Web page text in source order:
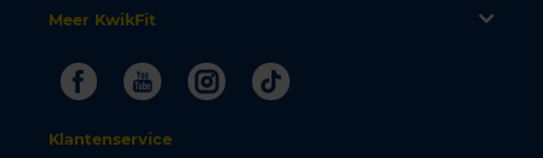
Meer KwikFit
FacebookYoutubeInstagram
Tiktok
Klantenservice